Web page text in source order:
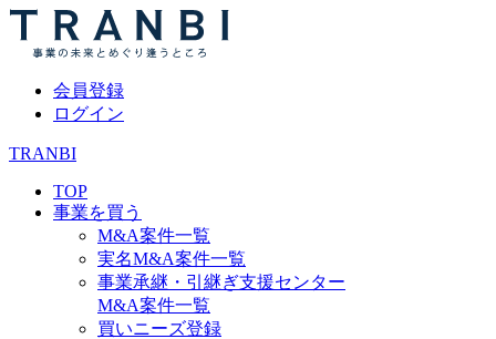
会員登録
ログイン
TRANBI
TOP
事業を買う
M&A案件一覧
実名M&A案件一覧
事業承継・引継ぎ支援センター
M&A案件一覧
買いニーズ登録